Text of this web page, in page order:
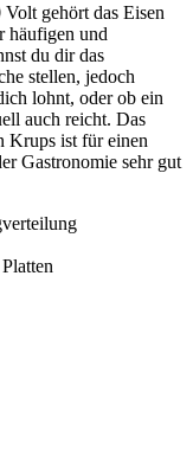
gehört das Eisen
häufigen und
du dir das
stellen, jedoch
lohnt, oder ob ein
auch reicht. Das
Krups ist für einen
Gastronomie sehr gut